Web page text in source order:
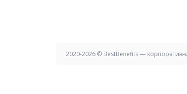
2020-2026 © BestBenefits —